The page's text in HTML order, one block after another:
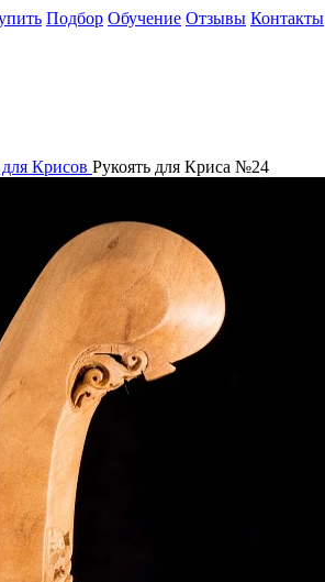
Подбор Обучение Отзывы Контакты
Крисов Рукоять для Криса №24